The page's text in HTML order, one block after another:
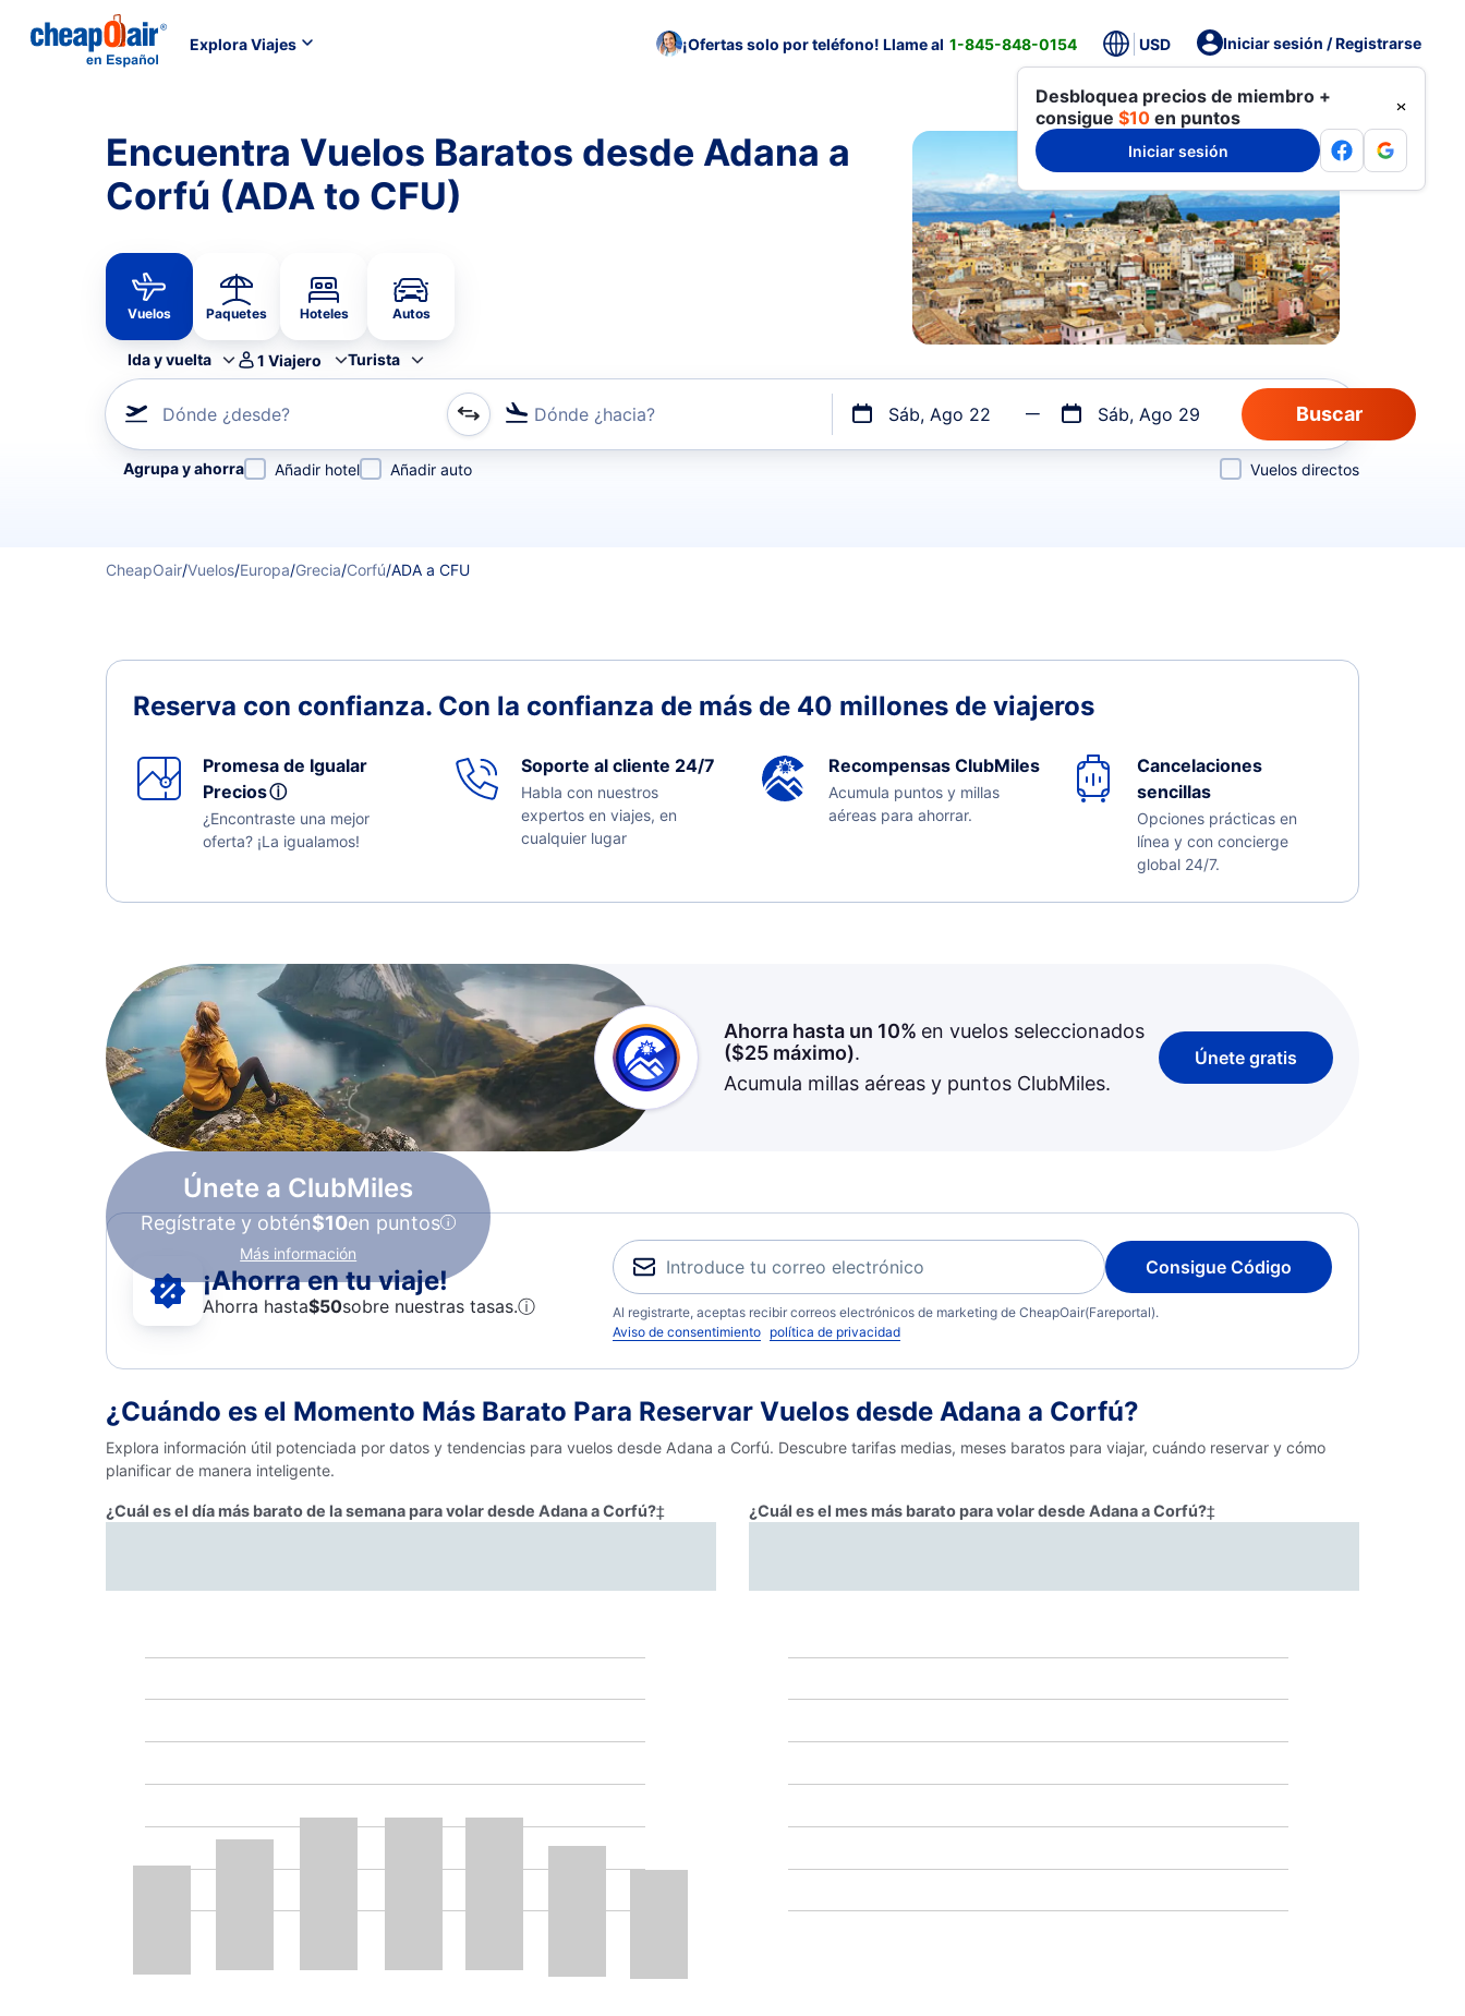
Explora Viajes ¡Ofertas solo por teléfono! Llame al 1-845-848-0154 USD Iniciar sesión / Registrarse
Desbloquea precios de miembro +
consigue $10 en puntos
Iniciar sesión
Encuentra Vuelos Baratos desde Adana a
Corfú (ADA to CFU)
Vuelos Paquetes Hoteles Autos
Ida y vuelta 1 Viajero Turista
Dónde ¿desde? Dónde ¿hacia? Sáb, Ago 22 Sáb, Ago 29
Refina tu búsqueda por aerolínea, por ciudad o aeropuerto o por vuelos directos
Agrupa y ahorra Añadir hotel Añadir auto Vuelos directos
CheapOair/Vuelos/Europa/Grecia/Corfú/ADA a CFU
Reserva con confianza. Con la confianza de más de 40 millones de viajeros
Promesa de Igualar
Preciosⓘ
¿Encontraste una mejor
oferta? ¡La igualamos!
Soporte al cliente 24/7
Habla con nuestros
expertos en viajes, en
cualquier lugar
Recompensas ClubMiles
Acumula puntos y millas
aéreas para ahorrar.
Cancelaciones
sencillas
Opciones prácticas en
línea y con concierge
global 24/7.
Únete a ClubMiles
Regístrate y obtén$10en puntos
Más información
Ahorra hasta un 10% en vuelos seleccionados
($25máximo).
Acumula millas aéreas y puntos ClubMiles.
Únete gratis
¡Ahorra en tu viaje!
Ahorra hasta$50sobre nuestras tasas.ⓘ
Consigue Código
Al registrarte, aceptas recibir correos electrónicos de marketing de CheapOair(Fareportal).
Aviso de consentimiento política de privacidad
¿Cuándo es el Momento Más Barato Para Reservar Vuelos desde Adana a Corfú?
Explora información útil potenciada por datos y tendencias para vuelos desde Adana a Corfú. Descubre tarifas medias, meses baratos para viajar, cuándo reservar y cómo
planificar de manera inteligente.
¿Cuál es el día más barato de la semana para volar desde Adana a Corfú?‡ ¿Cuál es el mes más barato para volar desde Adana a Corfú?‡